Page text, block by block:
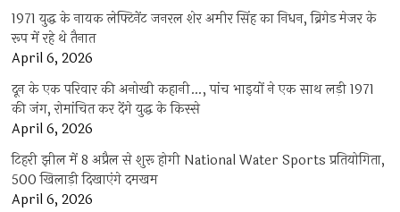
1971 युद्ध के नायक लेफ्टिनेंट जनरल शेर अमीर सिंह का निधन, ब्रिगेड मेजर के
रूप में रहे थे तैनात
April 6, 2026
दून के एक परिवार की अनोखी कहानी…, पांच भाइयों ने एक साथ लड़ी 1971
की जंग, रोमांचित कर देंगे युद्ध के किस्से
April 6, 2026
टिहरी झील में 8 अप्रैल से शुरू होगी National Water Sports प्रतियोगिता,
500 खिलाड़ी दिखाएंगे दमखम
April 6, 2026